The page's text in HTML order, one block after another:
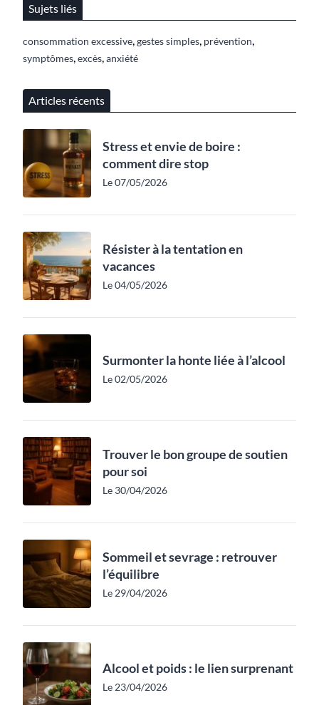
Sujets liés
consommation excessive gestes simples prévention
symptômes excès anxiété
Articles récents
Stress et envie de boire :
comment dire stop
Le 07/05/2026
Résister à la tentation en
vacances
Le 04/05/2026
Surmonter la honte liée à l’alcool
Le 02/05/2026
Trouver le bon groupe de soutien
pour soi
Le 30/04/2026
Sommeil et sevrage : retrouver
l’équilibre
Le 29/04/2026
Alcool et poids : le lien surprenant
Le 23/04/2026